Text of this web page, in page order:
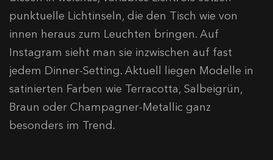
punktuelle Lichtinseln, die den Tisch wie von
innen heraus zum Leuchten bringen. Auf
Instagram sieht man sie inzwischen auf fast
jedem Dinner-Setting. Aktuell liegen Modelle in
satinierten Farben wie Terracotta, Salbeigrün,
Braun oder Champagner-Metallic ganz
besonders im Trend.